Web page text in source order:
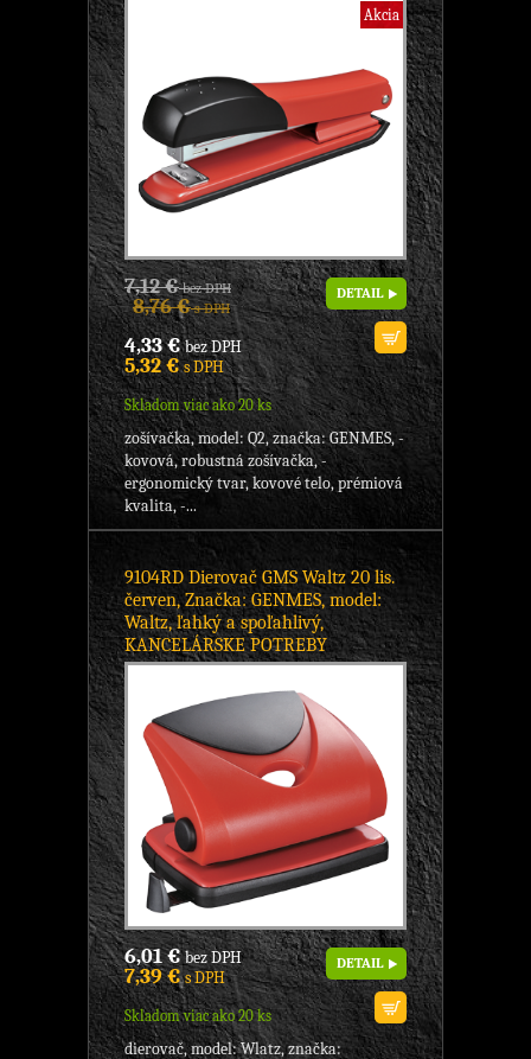
Akcia
7,12 €bez DPH
8,76 €s DPH
4,33 €bez DPH
5,32 €s DPH
Skladom viac ako 20 ks
DETAIL
zošívačka, model: Q2, značka: GENMES, -
kovová, robustná zošívačka, -
ergonomický tvar, kovové telo, prémiová
kvalita, -...
9104RD Dierovač GMS Waltz 20 lis.
červen, Značka: GENMES, model:
Waltz, ľahký a spoľahlivý,
KANCELÁRSKE POTREBY
6,01 €bez DPH
7,39 €s DPH
Skladom viac ako 20 ks
DETAIL
dierovač, model: Wlatz, značka: